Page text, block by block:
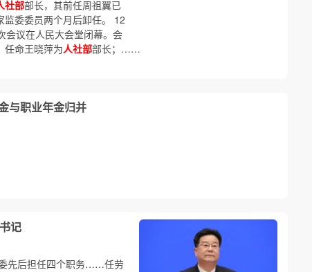
社部部长，其前任周祖翼已
委委员两个月后卸任。 12
会议在人民大会堂闭幕。会
任命王晓萍为人社部部长；……
与职业年金归并
记
先后担任四个职务……任劳